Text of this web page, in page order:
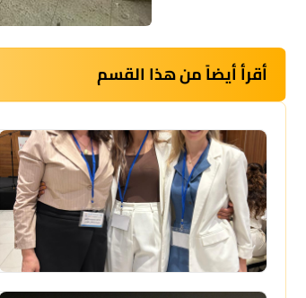
أقرأ أيضاً من هذا القسم